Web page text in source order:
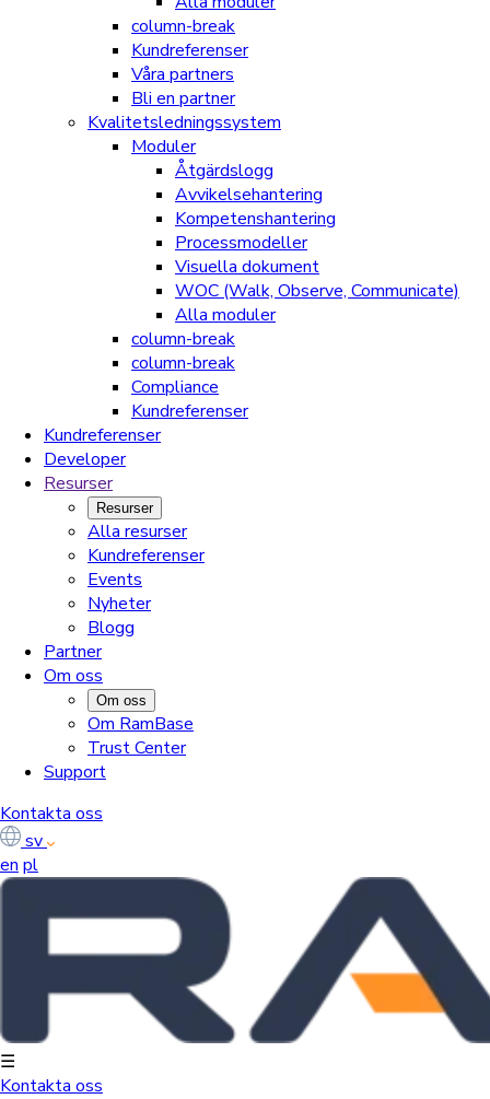
column-break
Kundreferenser
Våra partners
Bli en partner
Kvalitetsledningssystem
Moduler
Åtgärdslogg
Avvikelsehantering
Kompetenshantering
Processmodeller
Visuella dokument
WOC (Walk, Observe, Communicate)
Alla moduler
column-break
column-break
Compliance
Kundreferenser
Kundreferenser
Developer
Resurser
Resurser
Alla resurser
Kundreferenser
Events
Nyheter
Blogg
Partner
Om oss
Om oss
Om RamBase
Trust Center
Support
Kontakta oss
sv
en pl
☰
Kontakta oss